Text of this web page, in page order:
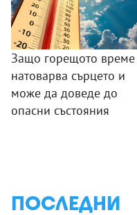
Защо горещото време
натоварва сърцето и
може да доведе до
опасни състояния
ПОСЛЕДНИ